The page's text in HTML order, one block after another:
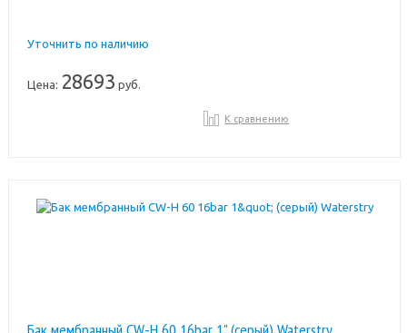
Уточнить по наличию
Цена: 28693 руб.
К сравнению